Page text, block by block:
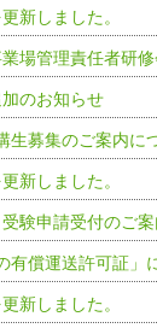
新しました。
場管理責任者研
のお知らせ
生募集のご案内に
新しました。
受験申請受付のご
有償運送許可証」
新しました。